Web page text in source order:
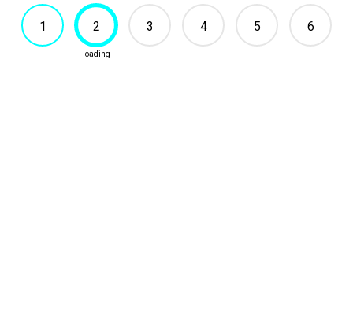
1 2 3 4 5 6